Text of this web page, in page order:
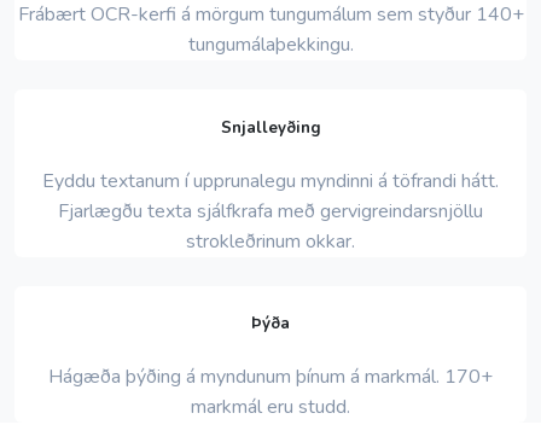
Frábært OCR-kerfi á mörgum tungumálum sem styður 140+
tungumálaþekkingu.
Snjalleyðing
Eyddu textanum í upprunalegu myndinni á töfrandi hátt.
Fjarlægðu texta sjálfkrafa með gervigreindarsnjöllu
strokleðrinum okkar.
Þýða
Hágæða þýðing á myndunum þínum á markmál. 170+
markmál eru studd.